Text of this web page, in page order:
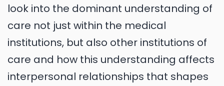
look into the dominant understanding of
care not just within the medical
institutions, but also other institutions of
care and how this understanding affects
interpersonal relationships that shapes